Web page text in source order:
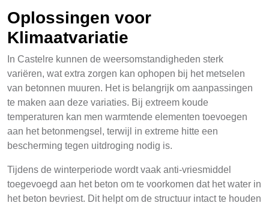
Oplossingen voor
Klimaatvariatie
In Castelre kunnen de weersomstandigheden sterk
variëren, wat extra zorgen kan ophopen bij het metselen
van betonnen muuren. Het is belangrijk om aanpassingen
te maken aan deze variaties. Bij extreem koude
temperaturen kan men warmtende elementen toevoegen
aan het betonmengsel, terwijl in extreme hitte een
bescherming tegen uitdroging nodig is.
Tijdens de winterperiode wordt vaak anti-vriesmiddel
toegevoegd aan het beton om te voorkomen dat het water in
het beton bevriest. Dit helpt om de structuur intact te houden